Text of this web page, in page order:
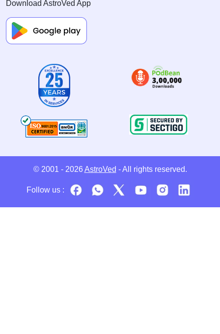
Download AstroVed App
© 2001 - 2026 AstroVed - All rights reserved.
Follow us :